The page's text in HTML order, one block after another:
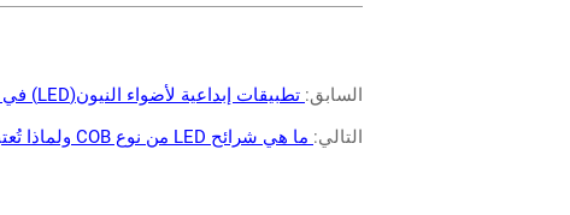
السابق: تطبيقات إبداعية لأضواء النيون(LED) في تصميم الديكور الداخلي
التالي: ما هي شرائح LED من نوع COB ولماذا تُعتبر شائعة؟